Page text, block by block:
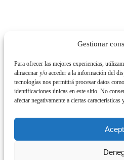
Gestionar
Para ofrecer las mejores experiencias,
almacenar y/o acceder a la información del
tecnologías nos permitirá procesar datos
identificaciones únicas en este sitio. No
afectar negativamente a ciertas características
© 2026. All Rights Reserved.
ESP | ENG | GER